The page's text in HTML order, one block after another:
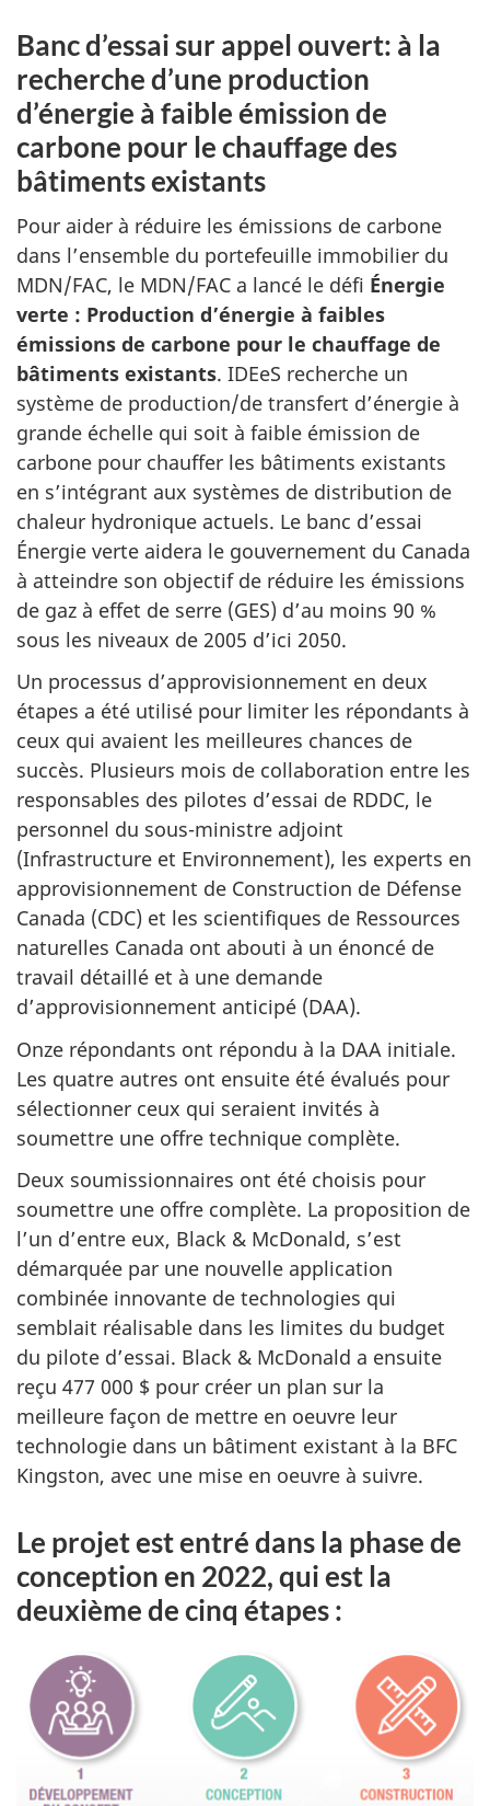
Banc d’essai sur appel ouvert: à la
recherche d’une production
d’énergie à faible émission de
carbone pour le chauffage des
bâtiments existants
Pour aider à réduire les émissions de carbone
dans l’ensemble du portefeuille immobilier du
MDN/FAC, le MDN/FAC a lancé le défi Énergie
verte : Production d’énergie à faibles
émissions de carbone pour le chauffage de
bâtiments existants. IDEeS recherche un
système de production/de transfert d’énergie à
grande échelle qui soit à faible émission de
carbone pour chauffer les bâtiments existants
en s’intégrant aux systèmes de distribution de
chaleur hydronique actuels. Le banc d’essai
Énergie verte aidera le gouvernement du Canada
à atteindre son objectif de réduire les émissions
de gaz à effet de serre (GES) d’au moins 90 %
sous les niveaux de 2005 d’ici 2050.
Un processus d’approvisionnement en deux
étapes a été utilisé pour limiter les répondants à
ceux qui avaient les meilleures chances de
succès. Plusieurs mois de collaboration entre les
responsables des pilotes d’essai de RDDC, le
personnel du sous-ministre adjoint
(Infrastructure et Environnement), les experts en
approvisionnement de Construction de Défense
Canada (CDC) et les scientifiques de Ressources
naturelles Canada ont abouti à un énoncé de
travail détaillé et à une demande
d’approvisionnement anticipé (DAA).
Onze répondants ont répondu à la DAA initiale.
Les quatre autres ont ensuite été évalués pour
sélectionner ceux qui seraient invités à
soumettre une offre technique complète.
Deux soumissionnaires ont été choisis pour
soumettre une offre complète. La proposition de
l’un d’entre eux, Black & McDonald, s’est
démarquée par une nouvelle application
combinée innovante de technologies qui
semblait réalisable dans les limites du budget
du pilote d’essai. Black & McDonald a ensuite
reçu 477 000 $ pour créer un plan sur la
meilleure façon de mettre en oeuvre leur
technologie dans un bâtiment existant à la BFC
Kingston, avec une mise en oeuvre à suivre.
Le projet est entré dans la phase de
conception en 2022, qui est la
deuxième de cinq étapes :